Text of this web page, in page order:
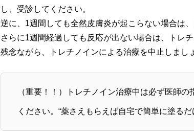
し、受診してください。
逆に、1週間しても全然皮膚炎が起こらない場合は
さらに1週間経過しても反応が出ない場合は、トレ
残念ながら、トレチノインによる治療を中止しまし
（重要！！）トレチノイン治療中は必ず医師
ください。“薬さえもらえば自宅で簡単に塗るだ